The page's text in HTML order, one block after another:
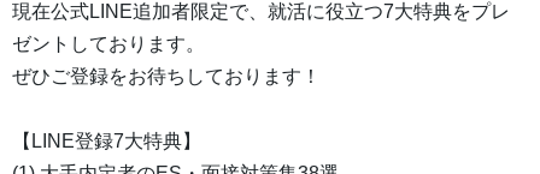
現在公式LINE追加者限定で、就活に役立つ7大特典をプレ
ゼントしております。
ぜひご登録をお待ちしております！
【LINE登録7大特典】